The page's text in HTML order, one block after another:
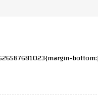
3″][vc_column_text css=”.vc_custom_1626587681023{margin-bottom: